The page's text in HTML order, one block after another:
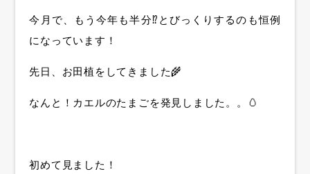
今月で、もう今年も半分⁉とびっくりするのも恒例
になっています！
先日、お田植をしてきました🌾
なんと！カエルのたまごを発見しました。。🥚
初めて見ました！